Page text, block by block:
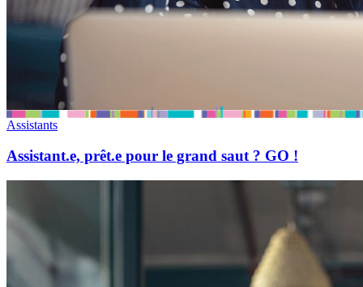
Assistants
Assistant.e, prêt.e pour le grand saut ? GO !